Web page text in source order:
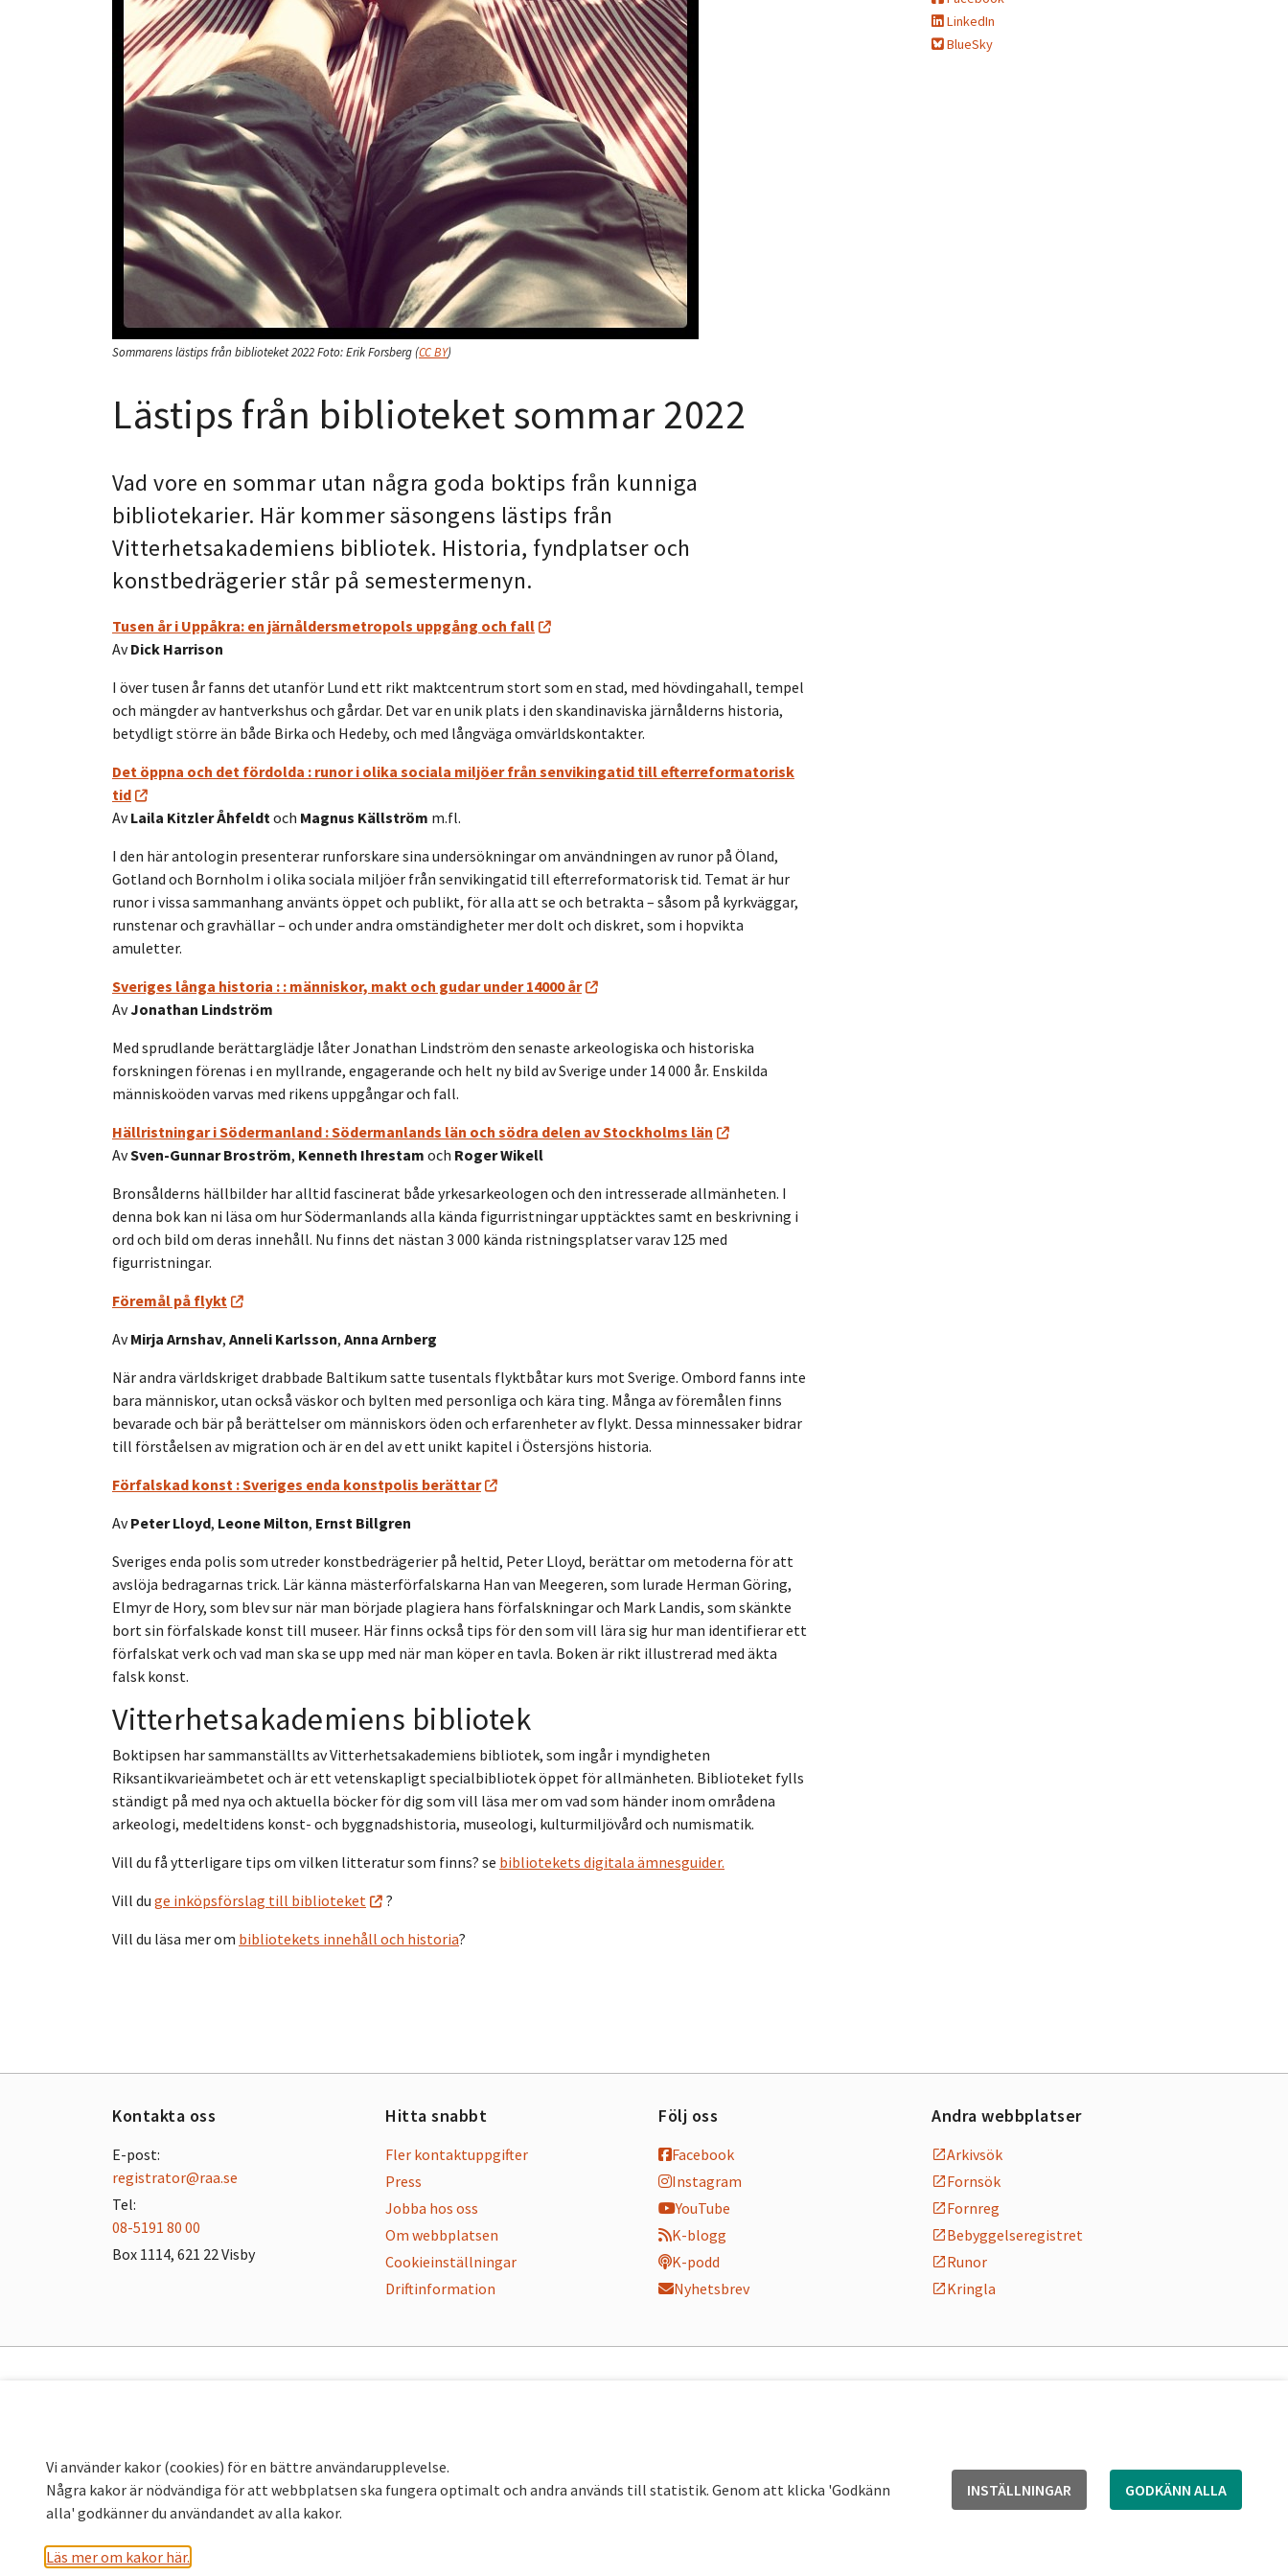
Sommarens lästips från biblioteket 2022Foto:Erik Forsberg(CC BY)
Lästips från biblioteket sommar 2022
Vad vore en sommar utan några goda boktips från kunniga
bibliotekarier. Här kommer säsongens lästips från
Vitterhetsakademiens bibliotek. Historia, fyndplatser och
konstbedrägerier står på semestermenyn.
Tusen år i Uppåkra: en järnåldersmetropols uppgång och fall
AvDick Harrison
I över tusen år fanns det utanför Lund ett rikt maktcentrum stort som en stad, med hövdingahall, tempel
och mängder av hantverkshus och gårdar. Det var en unik plats i den skandinaviska järnålderns historia,
betydligt större än både Birka och Hedeby, och med långväga omvärldskontakter.
Det öppna och det fördolda : runor i olika sociala miljöer från senvikingatid till efterreformatorisk
tid
AvLaila Kitzler Åhfeldt och Magnus Källström m.fl.
I den här antologin presenterar runforskare sina undersökningar om användningen av runor på Öland,
Gotland och Bornholm i olika sociala miljöer från senvikingatid till efterreformatorisk tid. Temat är hur
runor i vissa sammanhang använts öppet och publikt, för alla att se och betrakta – såsom på kyrkväggar,
runstenar och gravhällar – och under andra omständigheter mer dolt och diskret, som i hopvikta
amuletter.
Sveriges långa historia : : människor, makt och gudar under 14000 år
AvJonathan Lindström
Med sprudlande berättarglädje låter Jonathan Lindström den senaste arkeologiska och historiska
forskningen förenas i en myllrande, engagerande och helt ny bild av Sverige under 14 000 år. Enskilda
människoöden varvas med rikens uppgångar och fall.
Hällristningar i Södermanland : Södermanlands län och södra delen av Stockholms län
AvSven-Gunnar Broström, Kenneth Ihrestam och Roger Wikell
Bronsålderns hällbilder har alltid fascinerat både yrkesarkeologen och den intresserade allmänheten. I
denna bok kan ni läsa om hur Södermanlands alla kända figurristningar upptäcktes samt en beskrivning i
ord och bild om deras innehåll. Nu finns det nästan 3 000 kända ristningsplatser varav 125 med
figurristningar.
Föremål på flykt
AvMirja Arnshav, Anneli Karlsson, Anna Arnberg
När andra världskriget drabbade Baltikum satte tusentals flyktbåtar kurs mot Sverige. Ombord fanns inte
bara människor, utan också väskor och bylten med personliga och kära ting. Många av föremålen finns
bevarade och bär på berättelser om människors öden och erfarenheter av flykt. Dessa minnessaker bidrar
till förståelsen av migration och är en del av ett unikt kapitel i Östersjöns historia.
Förfalskad konst : Sveriges enda konstpolis berättar
AvPeter Lloyd, Leone Milton, Ernst Billgren
Sveriges enda polis som utreder konstbedrägerier på heltid, Peter Lloyd, berättar om metoderna för att
avslöja bedragarnas trick. Lär känna mästerförfalskarna Han van Meegeren, som lurade Herman Göring,
Elmyr de Hory, som blev sur när man började plagiera hans förfalskningar och Mark Landis, som skänkte
bort sin förfalskade konst till museer. Här finns också tips för den som vill lära sig hur man identifierar ett
förfalskat verk och vad man ska se upp med när man köper en tavla. Boken är rikt illustrerad med äkta
falsk konst.
Vitterhetsakademiens bibliotek
Boktipsen har sammanställts av Vitterhetsakademiens bibliotek, som ingår i myndigheten
Riksantikvarieämbetet och är ett vetenskapligt specialbibliotek öppet för allmänheten. Biblioteket fylls
ständigt på med nya och aktuella böcker för dig som vill läsa mer om vad som händer inom områdena
arkeologi, medeltidens konst- och byggnadshistoria, museologi, kulturmiljövård och numismatik.
Vill du få ytterligare tips om vilken litteratur som finns? se bibliotekets digitala ämnesguider.
Vill du ge inköpsförslag till biblioteket
?
Vill du läsa mer om bibliotekets innehåll och historia?
LinkedIn
BlueSky
Kontakta oss
E-post:
registrator@raa.se
Tel:
08-5191 80 00
Box 1114, 621 22 Visby
Hitta snabbt
Fler kontaktuppgifter
Press
Jobba hos oss
Om webbplatsen
Cookieinställningar
Driftinformation
Följ oss
Facebook
Instagram
YouTube
K-blogg
K-podd
Nyhetsbrev
Andra webbplatser
Arkivsök
Fornsök
Fornreg
Bebyggelseregistret
Runor
Kringla
Vi använder kakor (cookies) för en bättre användarupplevelse.
Några kakor är nödvändiga för att webbplatsen ska fungera optimalt och andra används till statistik. Genom att klicka 'Godkänn
alla' godkänner du användandet av alla kakor.
Läs mer om kakor här.
INSTÄLLNINGAR GODKÄNN ALLA